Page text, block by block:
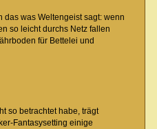
das was Weltengeist sagt: wenn
so leicht durchs Netz fallen
für Bettelei und
so betrachtet habe, trägt
Fantasysetting einige